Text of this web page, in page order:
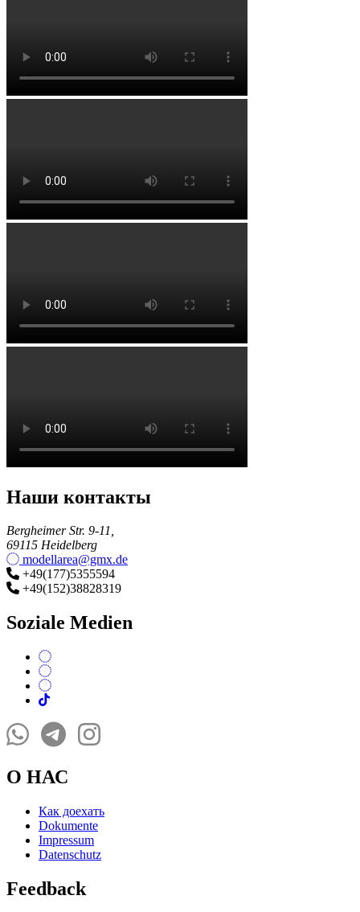
Наши контакты
Bergheimer Str. 9-11,
69115 Heidelberg
modellarea@gmx.de
+49(177)5355594
+49(152)38828319
Soziale Medien
О НАС
Как доехать
Dokumente
Impressum
Datenschutz
Feedback